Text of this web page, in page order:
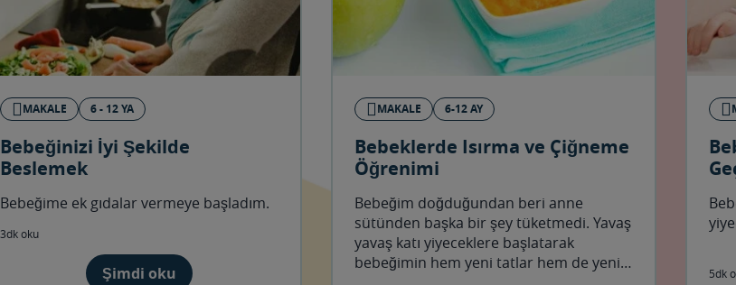
MAKALE 6 - 12 YA
Bebeğinizi İyi Şekilde
Beslemek
Bebeğime ek gıdalar vermeye başladım.
3dk oku
Şimdi oku
MAKALE 6-12 AY
Bebeklerde Isırma ve Çiğneme
Öğrenimi
Bebeğim doğduğundan beri anne
sütünden başka bir şey tüketmedi. Yavaş
yavaş katı yiyeceklere başlatarak
bebeğimin hem yeni tatlar hem de yeni
5dk